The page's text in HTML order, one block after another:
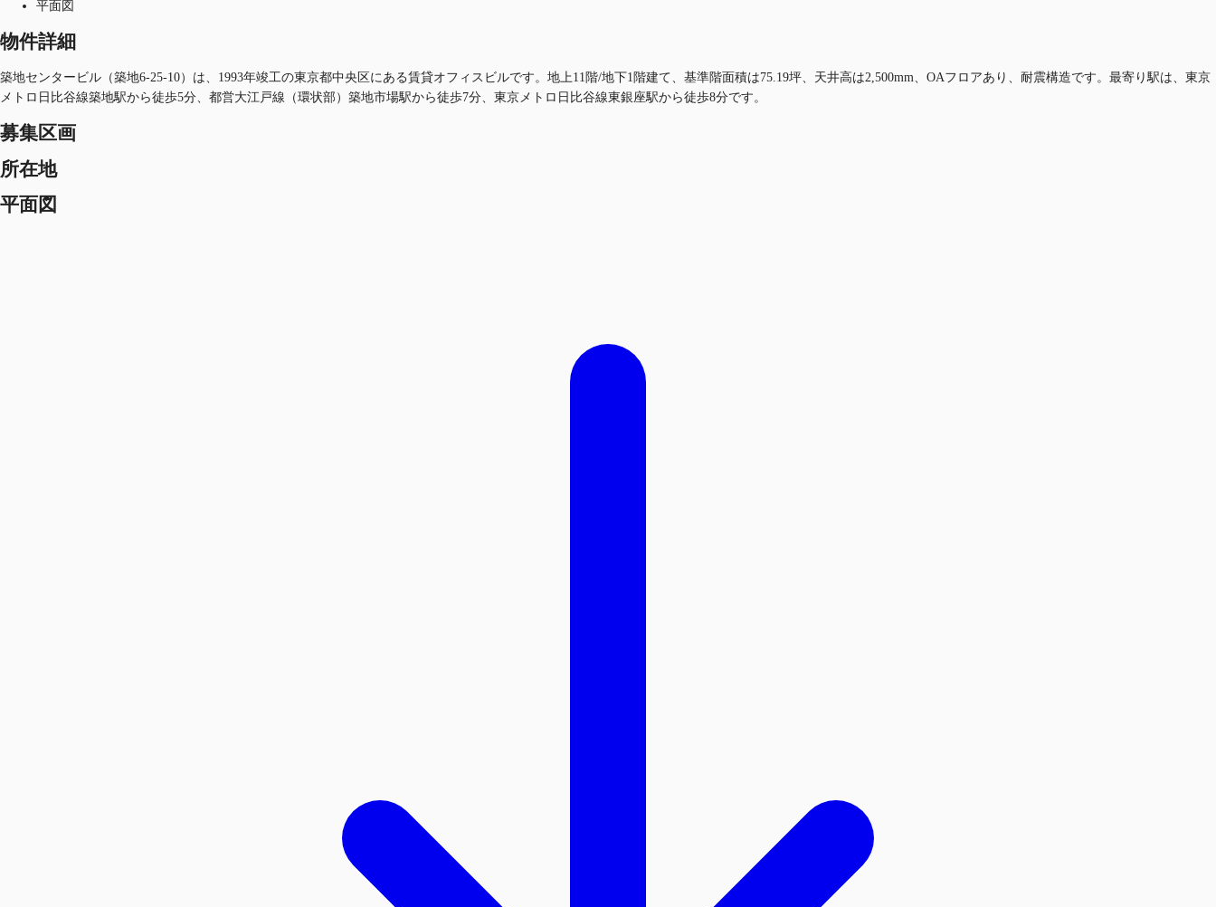
平面図
物件詳細
築地センタービル（築地6-25-10）は、1993年竣工の東京都中央区にある賃貸オフィスビルです。地上11階/地下1階建て、基準階面積は75.19坪、天井高は2,500mm、OAフロアあり、耐震構造です。最寄り駅は、東京
メトロ日比谷線築地駅から徒歩5分、都営大江戸線（環状部）築地市場駅から徒歩7分、東京メトロ日比谷線東銀座駅から徒歩8分です。
募集区画
所在地
平面図